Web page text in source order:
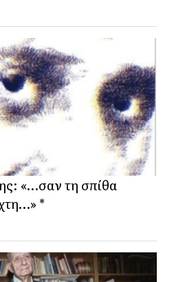
«…σαν τη σπίθα
*